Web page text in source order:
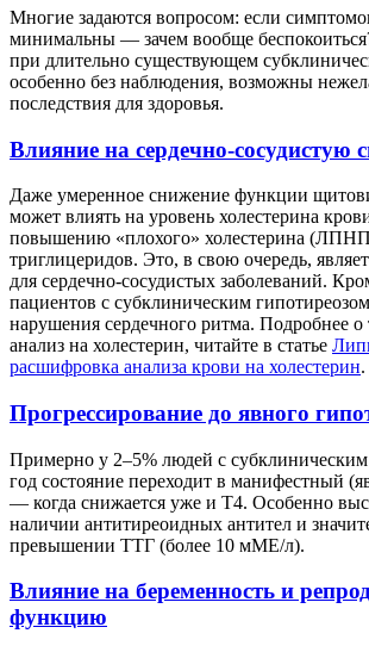
Многие задаются вопросом: если
минимальны — зачем вообще
при длительно существующем
особенно без наблюдения, возможны
последствия для здоровья.
Влияние на сердечно-сосудистую
Даже умеренное снижение функции
может влиять на уровень холестерина
повышению «плохого» холестерина
триглицеридов. Это, в свою очередь,
для сердечно-сосудистых заболеваний.
пациентов с субклиническим
нарушения сердечного ритма. Подробнее о
анализ на холестерин, читайте в статье
расшифровка анализа крови на холестерин.
Прогрессирование до явного
Примерно у 2–5% людей с
год состояние переходит в манифестный
— когда снижается уже и Т4. Особенно
наличии антитиреоидных антител и
превышении ТТГ (более 10 мМЕ/л).
Влияние на беременность и
функцию